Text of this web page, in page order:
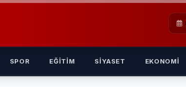
SPOR EĞITIM SIYASET EKONOMI